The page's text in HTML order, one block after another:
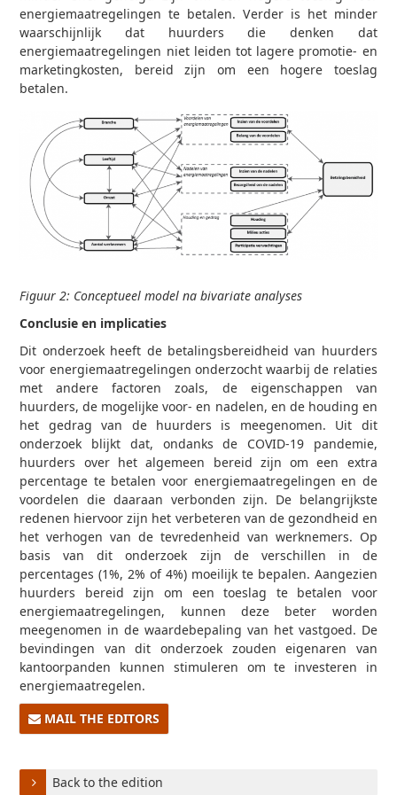
energiemaatregelingen te betalen. Verder is het minder
waarschijnlijk dat huurders die denken dat
energiemaatregelingen niet leiden tot lagere promotie- en
marketingkosten, bereid zijn om een hogere toeslag
betalen.
Figuur 2: Conceptueel model na bivariate analyses
Conclusie en implicaties
Dit onderzoek heeft de betalingsbereidheid van huurders
voor energiemaatregelingen onderzocht waarbij de relaties
met andere factoren zoals, de eigenschappen van
huurders, de mogelijke voor- en nadelen, en de houding en
het gedrag van de huurders is meegenomen. Uit dit
onderzoek blijkt dat, ondanks de COVID-19 pandemie,
huurders over het algemeen bereid zijn om een extra
percentage te betalen voor energiemaatregelingen en de
voordelen die daaraan verbonden zijn. De belangrijkste
redenen hiervoor zijn het verbeteren van de gezondheid en
het verhogen van de tevredenheid van werknemers. Op
basis van dit onderzoek zijn de verschillen in de
percentages (1%, 2% of 4%) moeilijk te bepalen. Aangezien
huurders bereid zijn om een toeslag te betalen voor
energiemaatregelingen, kunnen deze beter worden
meegenomen in de waardebepaling van het vastgoed. De
bevindingen van dit onderzoek zouden eigenaren van
kantoorpanden kunnen stimuleren om te investeren in
energiemaatregelen.
MAIL THE EDITORS
Back to the edition